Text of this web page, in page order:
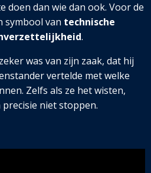
doen dan wie dan ook. Voor de
symbool van technische
.
was van zijn zaak, dat hij
vertelde met welke
Zelfs als ze het wisten,
niet stoppen.